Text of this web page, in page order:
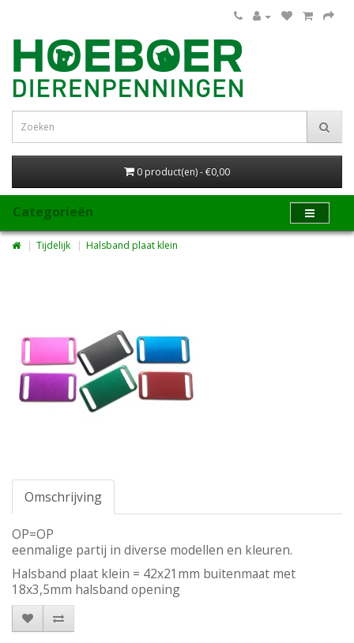
0 product(en) - €0,00
Categorieën
Tijdelijk Halsband plaat klein
Omschrijving
OP=OP
eenmalige partij in diverse modellen en kleuren.
Halsband plaat klein = 42x21mm buitenmaat met
18x3,5mm halsband opening